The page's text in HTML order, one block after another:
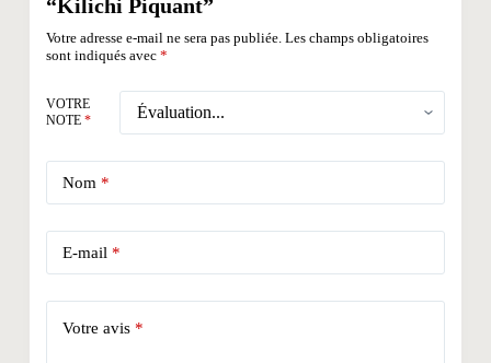
“Kilichi Piquant”
Votre adresse e-mail ne sera pas publiée. Les champs obligatoires
sont indiqués avec *
VOTRE
NOTE *
Nom *
E-mail *
Votre avis *